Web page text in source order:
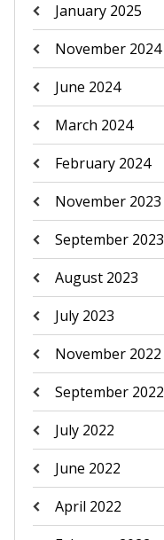
January 2025
November 2024
June 2024
March 2024
February 2024
November 2023
September 2023
August 2023
July 2023
November 2022
September 2022
July 2022
June 2022
April 2022